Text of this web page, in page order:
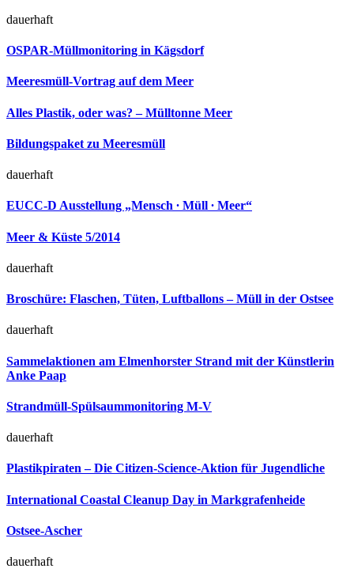
dauerhaft
OSPAR-Müllmonitoring in Kägsdorf
Meeresmüll-Vortrag auf dem Meer
Alles Plastik, oder was? – Mülltonne Meer
Bildungspaket zu Meeresmüll
dauerhaft
EUCC-D Ausstellung „Mensch ∙ Müll ∙ Meer“
Meer & Küste 5/2014
dauerhaft
Broschüre: Flaschen, Tüten, Luftballons – Müll in der Ostsee
dauerhaft
Sammelaktionen am Elmenhorster Strand mit der Künstlerin
Anke Paap
Strandmüll-Spülsaummonitoring M-V
dauerhaft
Plastikpiraten – Die Citizen-Science-Aktion für Jugendliche
International Coastal Cleanup Day in Markgrafenheide
Ostsee-Ascher
dauerhaft